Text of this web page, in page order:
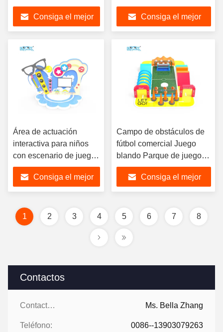
Contactos
Contactos: Ms. Bella Zhang
Teléfono: 0086--13903079263
blandos
Consiga el mejor
Consiga el mejor
Área de actuación
interactiva para niños
con escenario de juego
blando comercial
Consiga el mejor
Campo de obstáculos de
fútbol comercial Juego
blando Parque de juegos
interior
Consiga el mejor
1 2 3 4 5 6 7 8